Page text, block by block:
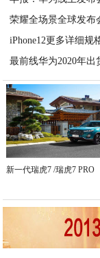
荣耀全场景全球发布
iPhone12更多详细规
最前线华为2020年
新一代瑞虎7 /瑞虎7 PRO